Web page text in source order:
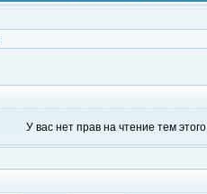
У вас нет прав на чтение тем